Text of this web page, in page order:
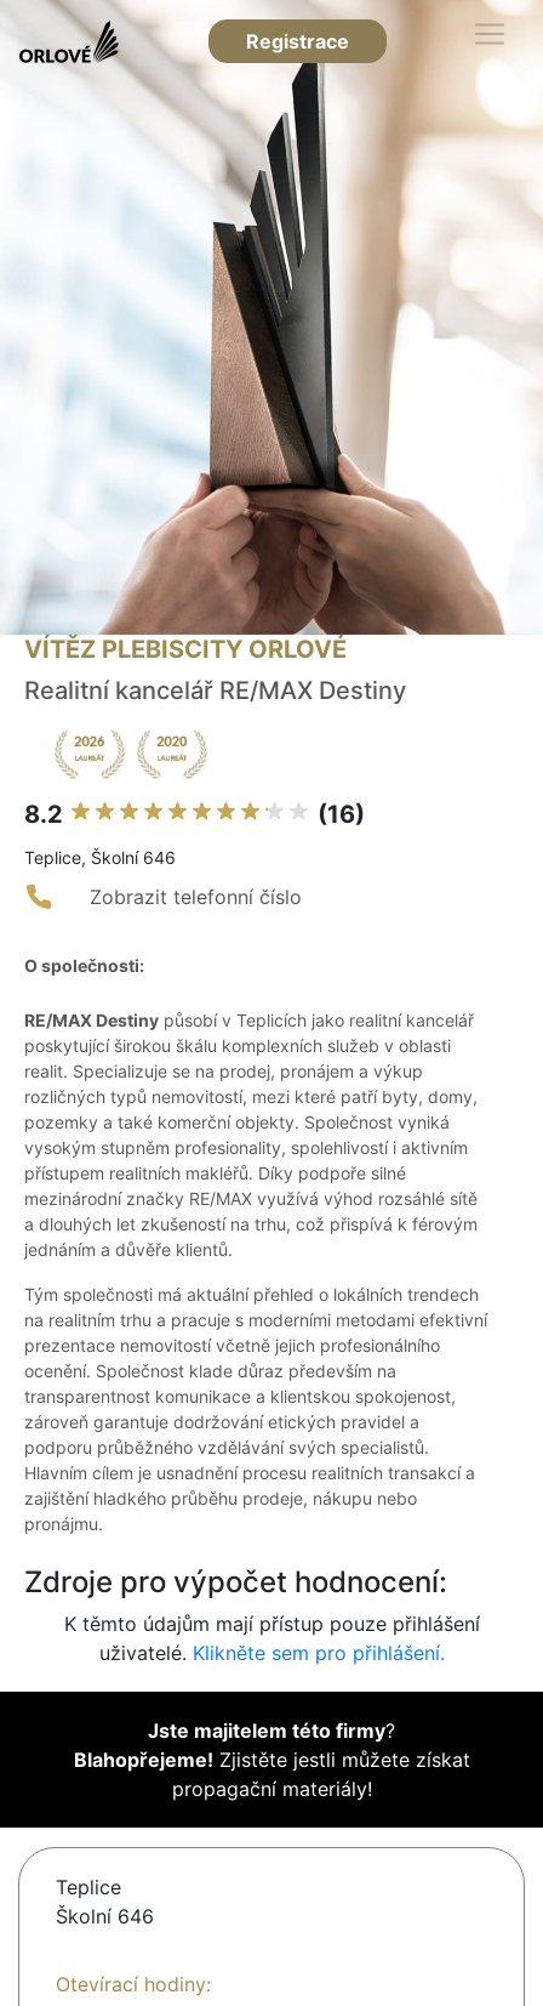
Registrace
VÍTĚZ PLEBISCITY ORLOVÉ
Realitní kancelář RE/MAX Destiny
8.2 (16)
Teplice, Školní 646
Zobrazit telefonní číslo
O společnosti:
RE/MAX Destiny působí v Teplicích jako realitní kancelář
poskytující širokou škálu komplexních služeb v oblasti
realit. Specializuje se na prodej, pronájem a výkup
rozličných typů nemovitostí, mezi které patří byty, domy,
pozemky a také komerční objekty. Společnost vyniká
vysokým stupněm profesionality, spolehlivostí i aktivním
přístupem realitních makléřů. Díky podpoře silné
mezinárodní značky RE/MAX využívá výhod rozsáhlé sítě
a dlouhých let zkušeností na trhu, což přispívá k férovým
jednáním a důvěře klientů.
Tým společnosti má aktuální přehled o lokálních trendech
na realitním trhu a pracuje s moderními metodami efektivní
prezentace nemovitostí včetně jejich profesionálního
ocenění. Společnost klade důraz především na
transparentnost komunikace a klientskou spokojenost,
zároveň garantuje dodržování etických pravidel a
podporu průběžného vzdělávání svých specialistů.
Hlavním cílem je usnadnění procesu realitních transakcí a
zajištění hladkého průběhu prodeje, nákupu nebo
pronájmu.
Zdroje pro výpočet hodnocení:
K těmto údajům mají přístup pouze přihlášení
uživatelé. Klikněte sem pro přihlášení.
Jste majitelem této firmy?
Blahopřejeme! Zjistěte jestli můžete získat
propagační materiály!
Teplice
Školní 646
Otevírací hodiny: